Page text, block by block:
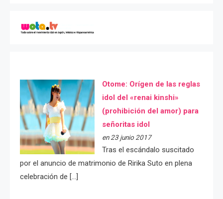
Otome: Orígen de las reglas
idol del «renai kinshi»
(prohibición del amor) para
señoritas idol
en 23 junio 2017
Tras el escándalo suscitado
por el anuncio de matrimonio de Ririka Suto en plena
celebración de […]